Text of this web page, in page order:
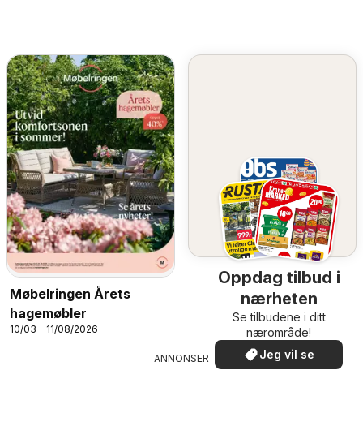
Møbelringen Årets
hagemøbler
10/03 - 11/08/2026
Oppdag tilbud i
nærheten
Se tilbudene i ditt
nærområde!
Jeg vil se
ANNONSER